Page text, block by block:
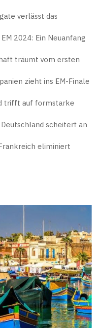
verlässt das
2024: Ein Neuanfang
träumt vom ersten
zieht ins EM-Finale
trifft auf formstarke
scheitert an
eliminiert